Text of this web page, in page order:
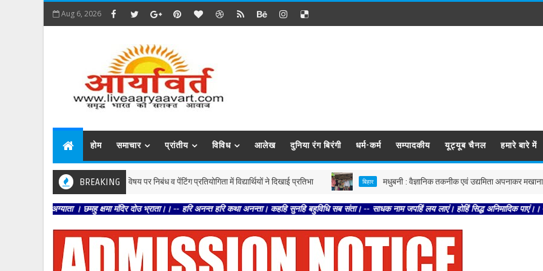
Aug 6, 2026
होम समाचार प्रांतीय विविध आलेख दुनिया रंग बिरंगी धर्म-कर्म सम्पादकीय यूट्यूब चैनल हमारे बारे में
BREAKING
: आज पौधशाला, कल वन' विषय पर निबंध व पेंटिंग प्रतियोगिता में विद्यार्थियों ने दिखाई प्रतिभा बिहार मधुबनी : वैज्ञानिक तकनीक एवं उद्यमिता अपनाकर मखाना उत्पादन
छमहु क्षमा मंदिर दोउ भ्राता।। -- हरि अनन्त हरि कथा अनन्ता। कहहि सुनहि बहुविधि सब संता। -- साधक नाम जपहिं लय लाएं। होहिं सिद्ध अनिमादिक पाएं।। -- अतिथि